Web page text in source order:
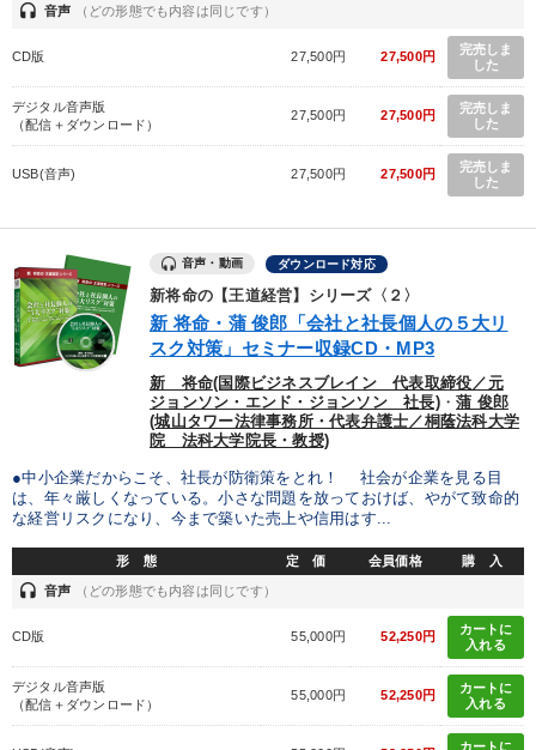
headset 音声 （どの形態でも内容は同じです）
CD版 27,500円 27,500円
完売しま
した
デジタル音声版
（配信＋ダウンロード）
27,500円 27,500円
完売しま
した
USB(音声) 27,500円 27,500円
完売しま
した
音声・動画 ダウンロード対応
新将命の【王道経営】シリーズ〈２〉
新 将命・蒲 俊郎「会社と社長個人の５大リ
スク対策」セミナー収録CD・MP3
新 将命(国際ビジネスブレイン 代表取締役／元
ジョンソン・エンド・ジョンソン 社長)・蒲 俊郎
(城山タワー法律事務所・代表弁護士／桐蔭法科大学
院 法科大学院長・教授)
●中小企業だからこそ、社長が防衛策をとれ！ 社会が企業を見る目
は、年々厳しくなっている。小さな問題を放っておけば、やがて致命的
な経営リスクになり、今まで築いた売上や信用はす...
形 態 定 価 会員価格 購 入
headset 音声 （どの形態でも内容は同じです）
CD版 55,000円 52,250円
カートに
入れる
デジタル音声版
（配信＋ダウンロード）
55,000円 52,250円
カートに
入れる
カートに